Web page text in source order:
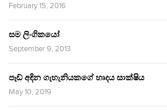
February 15, 2016
සම ලිංගිකයෝ
September 9, 2013
පෑඩ් අඳින ගැහැනියකගේ හෘදය සාක්ෂිය
May 10, 2019